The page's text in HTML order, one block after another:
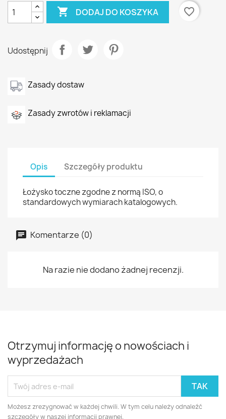
 DODAJ DO KOSZYKA favorite_border
Udostępnij
Zasady dostaw
Zasady zwrotów i reklamacji
Opis Szczegóły produktu
Łożysko toczne zgodne z normą ISO, o
standardowych wymiarach katalogowych.
Komentarze (0)
Na razie nie dodano żadnej recenzji.
Otrzymuj informację o nowościach i
wyprzedażach
Możesz zrezygnować w każdej chwili. W tym celu należy odnaleźć
szczegóły w naszej informacji prawnej.